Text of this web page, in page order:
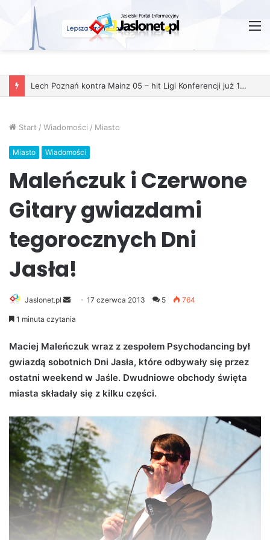
Lech Poznań kontra Mainz 05 – hit Ligi Konferencji już 11 grudnia
Start / Wiadomości / Miasto
Miasto Wiadomości
Maleńczuk i Czerwone
Gitary gwiazdami
tegorocznych Dni
Jasła!
Jaslonet.pl
e
d
a
m
a
l
17 czerwca 2013 5 764
1 minuta czytania
Maciej Maleńczuk wraz z zespołem Psychodancing był
gwiazdą sobotnich Dni Jasła, które odbywały się przez
ostatni weekend w Jaśle. Dwudniowe obchody święta
miasta składały się z kilku części.